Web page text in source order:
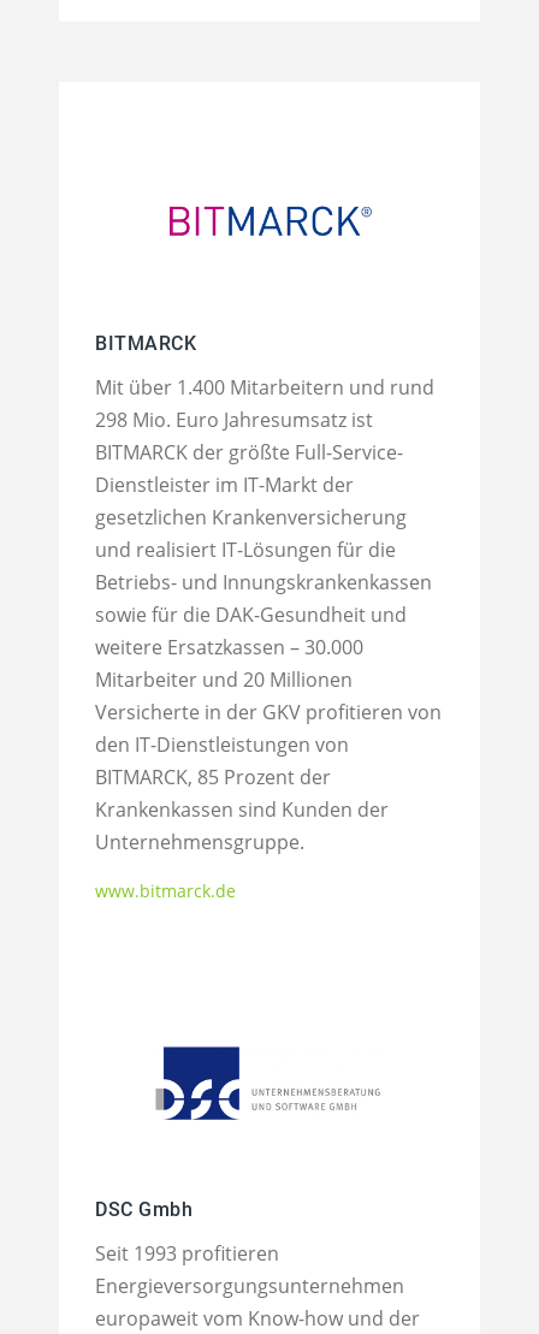
BITMARCK
Mit über 1.400 Mitarbeitern und rund
298 Mio. Euro Jahresumsatz ist
BITMARCK der größte Full-Service-
Dienstleister im IT-Markt der
gesetzlichen Krankenversicherung
und realisiert IT-Lösungen für die
Betriebs- und Innungskrankenkassen
sowie für die DAK-Gesundheit und
weitere Ersatzkassen – 30.000
Mitarbeiter und 20 Millionen
Versicherte in der GKV profitieren von
den IT-Dienstleistungen von
BITMARCK, 85 Prozent der
Krankenkassen sind Kunden der
Unternehmensgruppe.
www.bitmarck.de
DSC Gmbh
Seit 1993 profitieren
Energieversorgungsunternehmen
europaweit vom Know-how und der